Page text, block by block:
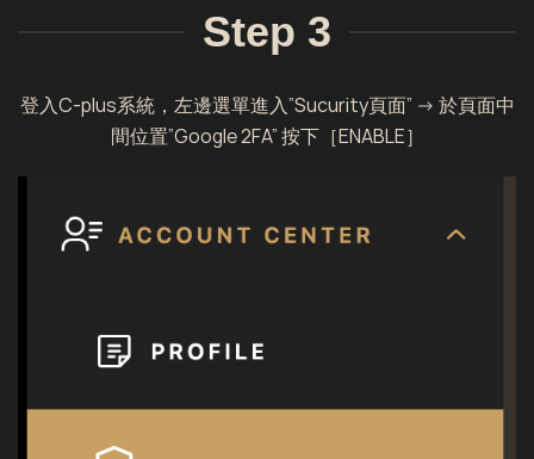
Step 3
登入C-plus系統，左邊選單進入”Sucurity頁面” -> 於頁面中
間位置”Google 2FA” 按下［ENABLE］